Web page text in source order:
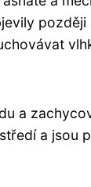
a
a jsou